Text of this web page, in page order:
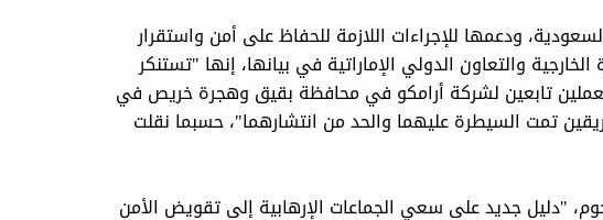
ودعمها للإجراءات اللازمة للحفاظ على أمن واستقرار
والتعاون الدولي الإماراتية في بيانها، إنها "تستنكر
تابعين لشركة أرامكو في محافظة بقيق وهجرة خريص في
تمت السيطرة عليهما والحد من انتشارهما"، حسبما نقلت
"دليل جديد على سعي الجماعات الإرهابية إلى تقويض الأمن